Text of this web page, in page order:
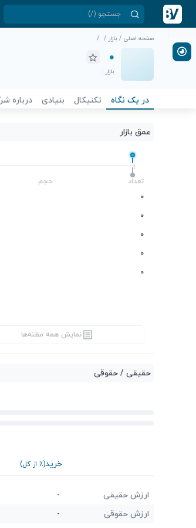
صفحه اصلی / بازار /
/
بازار
در یک نگاه تکنیکال بنیادی درباره
عمق بازار
-
تعداد حجم
0
0
0
0
0
نمایش همه مظنه‌ها
حقیقی / حقوقی
خرید(٪ از کل)
ارزش حقیقی -
ارزش حقوقی
-